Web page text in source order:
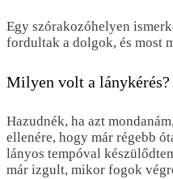
Egy szórakozóhelyen
fordultak a dolgok, és most
Milyen volt a lánykérés?
Hazudnék, ha azt
ellenére, hogy már régebb
lányos tempóval
már izgult, mikor fogok